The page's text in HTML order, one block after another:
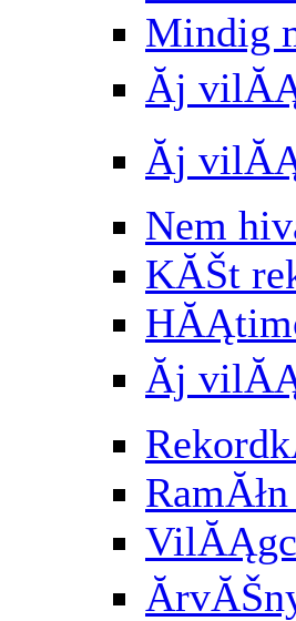
Mindig
Ăj
Ăj
Nem
KĂŠt
Ăj